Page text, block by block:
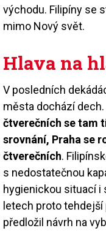
východu. Filipíny se
mimo Nový svět.
Hlava na
V posledních
města dochází dech.
čtverečních se tam
srovnání, Praha se
čtverečních.
s nedostatečnou
hygienickou situací i
letech proto tehdejší
předložil návrh na